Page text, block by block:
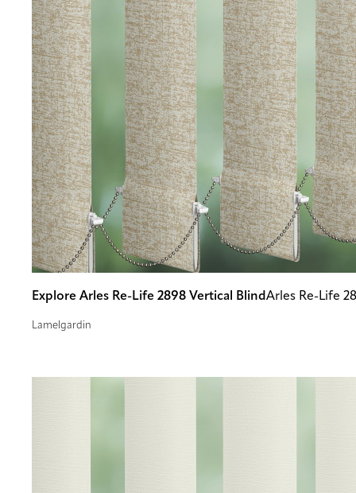
Explore Arles Re-Life 2898 Vertical BlindArles Re-Life
Lamelgardin